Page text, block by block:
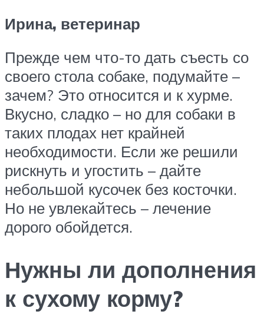
Ирина, ветеринар
Прежде чем что-то дать съесть со
своего стола собаке, подумайте –
зачем? Это относится и к хурме.
Вкусно, сладко – но для собаки в
таких плодах нет крайней
необходимости. Если же решили
рискнуть и угостить – дайте
небольшой кусочек без косточки.
Но не увлекайтесь – лечение
дорого обойдется.
Нужны ли дополнения
к сухому корму?